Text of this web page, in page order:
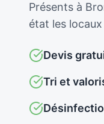
Présents à
état les
Devis
Tri et